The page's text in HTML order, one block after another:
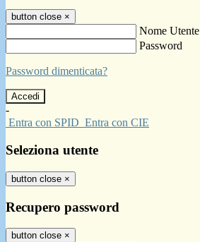
button close ×
Nome Utente
Password
Password dimenticata?
-
Entra con SPID Entra con CIE
Seleziona utente
button close ×
Recupero password
button close ×